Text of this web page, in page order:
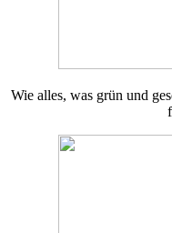
Wie alles, was grün und